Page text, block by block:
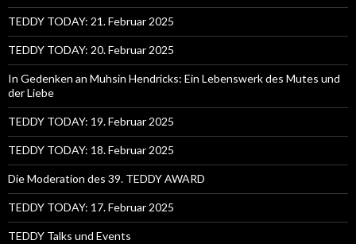
TEDDY TODAY: 21. Februar 2025
TEDDY TODAY: 20. Februar 2025
In Gedenken an Muhsin Hendricks: Ein Lebenswerk des Mutes und
der Liebe
TEDDY TODAY: 19. Februar 2025
TEDDY TODAY: 18. Februar 2025
Die Moderation des 39. TEDDY AWARD
TEDDY TODAY: 17. Februar 2025
TEDDY Talks und Events